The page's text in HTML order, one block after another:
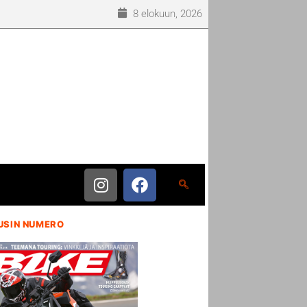
8 elokuun, 2026
NUMERO